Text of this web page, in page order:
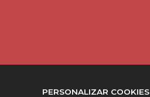
PERSONALIZAR COOKIES